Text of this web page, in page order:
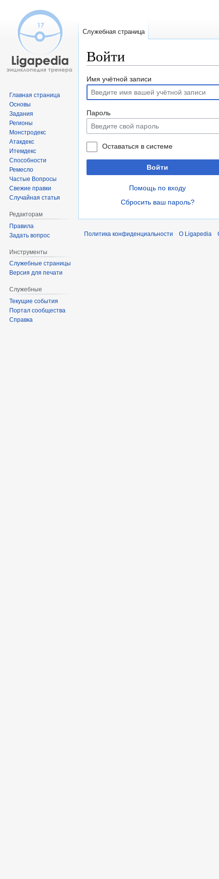
Войти
Перейти
навигации
Перейти
поиску
Имя учётной записи
Пароль
Оставаться в системе
Войти
Помощь по входу
Сбросить ваш пароль?
Служебная страница
Главная страница
Основы
Задания
Регионы
Монстродекс
Атакдекс
Итемдекс
Способности
Ремесло
Частые Вопросы
Свежие правки
Случайная статья
Редакторам
Правила
Задать вопрос
Инструменты
Служебные страницы
Версия для печати
Служебные
Текущие события
Портал сообщества
Справка
Политика конфиденциальности О Ligapedia